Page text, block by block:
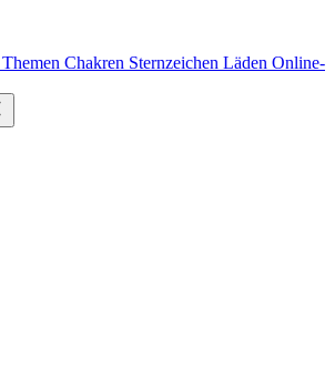
Themen Chakren Sternzeichen Läden Online-